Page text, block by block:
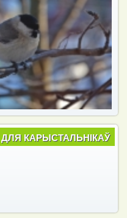
КАРЫСТАЛЬНІКАЎ